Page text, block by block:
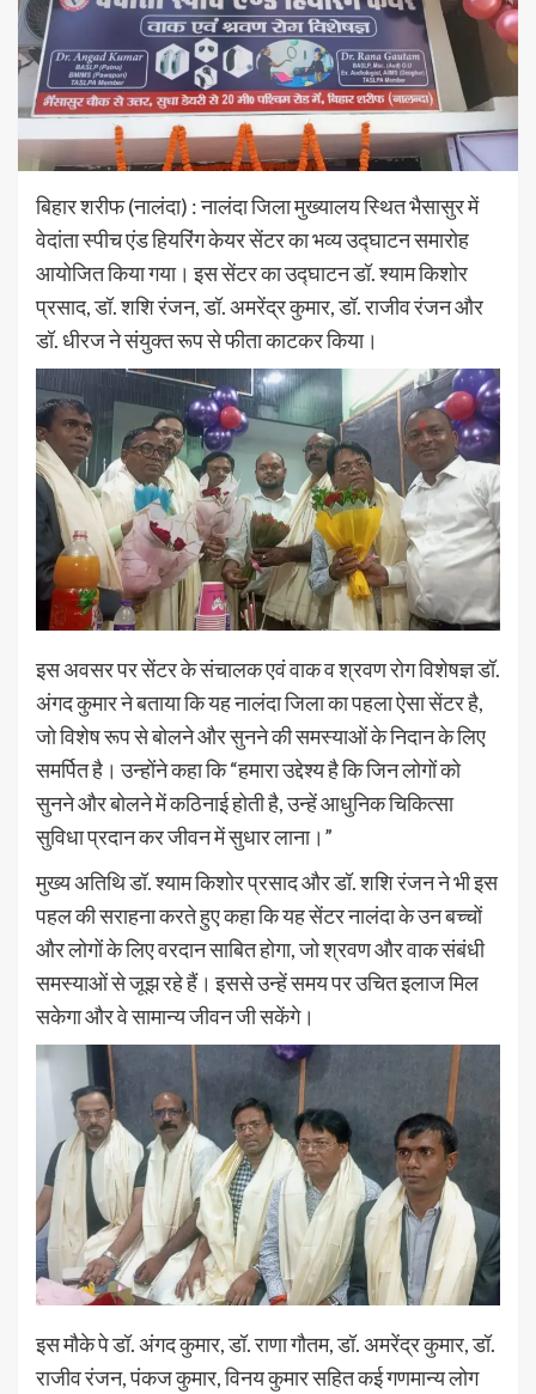
बिहार शरीफ (नालंदा) : नालंदा जिला मुख्यालय स्थित भैसासुर में
वेदांता स्पीच एंड हियरिंग केयर सेंटर का भव्य उद्घाटन समारोह
आयोजित किया गया। इस सेंटर का उद्घाटन डॉ. श्याम किशोर
प्रसाद, डॉ. शशि रंजन, डॉ. अमरेंद्र कुमार, डॉ. राजीव रंजन और
डॉ. धीरज ने संयुक्त रूप से फीता काटकर किया।
इस अवसर पर सेंटर के संचालक एवं वाक व श्रवण रोग विशेषज्ञ डॉ.
अंगद कुमार ने बताया कि यह नालंदा जिला का पहला ऐसा सेंटर है,
जो विशेष रूप से बोलने और सुनने की समस्याओं के निदान के लिए
समर्पित है। उन्होंने कहा कि “हमारा उद्देश्य है कि जिन लोगों को
सुनने और बोलने में कठिनाई होती है, उन्हें आधुनिक चिकित्सा
सुविधा प्रदान कर जीवन में सुधार लाना।”
मुख्य अतिथि डॉ. श्याम किशोर प्रसाद और डॉ. शशि रंजन ने भी इस
पहल की सराहना करते हुए कहा कि यह सेंटर नालंदा के उन बच्चों
और लोगों के लिए वरदान साबित होगा, जो श्रवण और वाक संबंधी
समस्याओं से जूझ रहे हैं। इससे उन्हें समय पर उचित इलाज मिल
सकेगा और वे सामान्य जीवन जी सकेंगे।
इस मौके पे डॉ. अंगद कुमार, डॉ. राणा गौतम, डॉ. अमरेंद्र कुमार, डॉ.
राजीव रंजन, पंकज कुमार, विनय कुमार सहित कई गणमान्य लोग